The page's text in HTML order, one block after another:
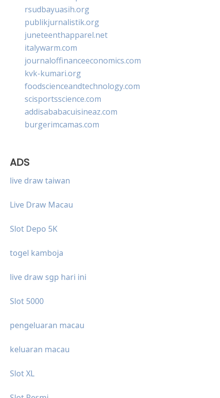
rsudbayuasih.org
publikjurnalistik.org
juneteenthapparel.net
italywarm.com
journaloffinanceeconomics.com
kvk-kumari.org
foodscienceandtechnology.com
scisportsscience.com
addisababacuisineaz.com
burgerimcamas.com
ADS
live draw taiwan
Live Draw Macau
Slot Depo 5K
togel kamboja
live draw sgp hari ini
Slot 5000
pengeluaran macau
keluaran macau
Slot XL